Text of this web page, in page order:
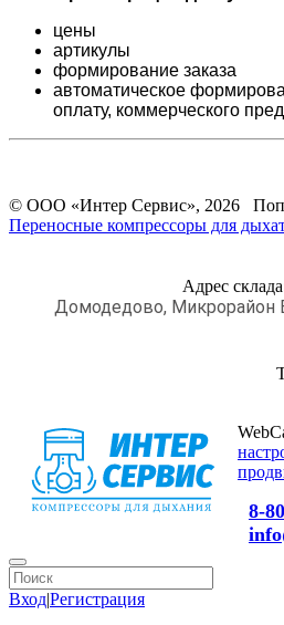
цены
артикулы
формирование заказа
автоматическое
оплату, коммерческого
© ООО «Интер Сервис», 2026
Переносные компрессоры для
Адрес
Домодедово, Микрорайон
8-
Вход|Регистрация